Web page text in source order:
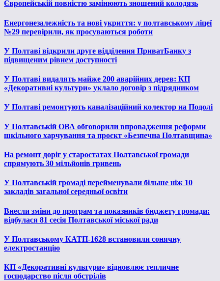
Європейській повністю замінюють зношений колодязь
Енергонезалежність та нові укриття: у полтавському ліцеї
№29 перевірили, як просуваються роботи
У Полтаві відкрили друге відділення ПриватБанку з
підвищеним рівнем доступності
У Полтаві видалять майже 200 аварійних дерев: КП
«Декоративні культури» уклало договір з підрядником
У Полтаві ремонтують каналізаційний колектор на Подолі
У Полтавській ОВА обговорили впровадження реформи
шкільного харчування та проєкт «Безпечна Полтавщина»
На ремонт доріг у старостатах Полтавської громади
спрямують 30 мільйонів гривень
У Полтавській громаді перейменували більше ніж 10
закладів загальної середньої освіти
Внесли зміни до програм та показників бюджету громади:
відбулася 81 сесія Полтавської міської ради
У Полтавському КАТП-1628 встановили сонячну
електростанцію
КП «Декоративні культури» відновлює тепличне
господарство після обстрілів